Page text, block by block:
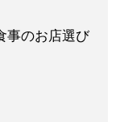
事のお店選び